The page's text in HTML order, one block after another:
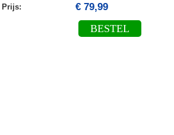
Prijs: € 79,99
BESTEL